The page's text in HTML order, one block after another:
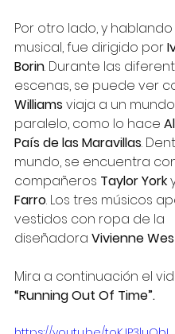
Por otro lado, y
musical, fue dirigido por
Borin. Durante las
escenas, se puede ver
Williams viaja a un
paralelo, como lo hace
País de las Maravillas.
mundo, se encuentra
compañeros Taylor York
Farro. Los tres músicos
vestidos con ropa de la
diseñadora Vivienne
Mira a continuación el
“Running Out Of Time”.